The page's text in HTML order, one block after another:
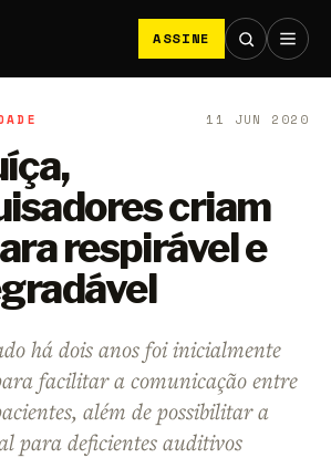
ASSINE
11 JUN 2020
criam
respirável ​​e
há dois anos foi inicialmente
facilitar a comunicação entre
além de possibilitar a
para deficientes auditivos